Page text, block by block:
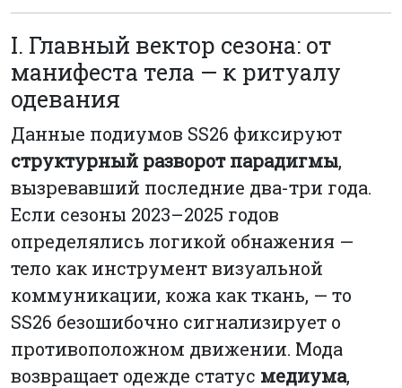
I. Главный вектор сезона: от
манифеста тела — к ритуалу
одевания
Данные подиумов SS26 фиксируют
структурный разворот парадигмы,
вызревавший последние два-три года.
Если сезоны 2023–2025 годов
определялись логикой обнажения —
тело как инструмент визуальной
коммуникации, кожа как ткань, — то
SS26 безошибочно сигнализирует о
противоположном движении. Мода
возвращает одежде статус медиума,